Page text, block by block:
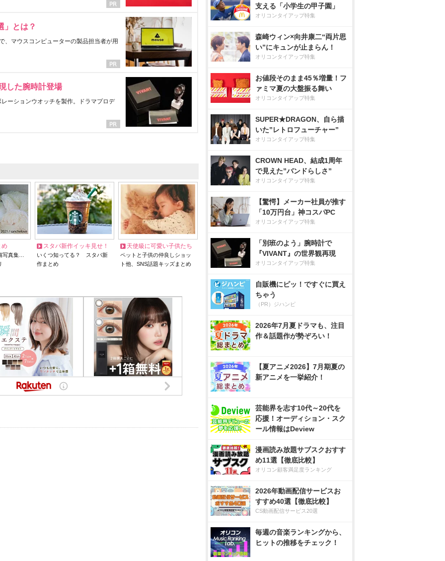
」とは？
、マウスコンピューターの製品担当者が用
した腕時計登場
ーションウオッチを製作。ドラマプロデ
め
写真集…
スタバ新作イッキ見せ！
いくつ知ってる？ スタバ新
作まとめ
天使級に可愛い子供たち
ペットと子供の仲良しショッ
ト他、SNS話題キッズまとめ
支える「小学生の甲子園」
オリコンタイアップ特集
森崎ウィン×向井康二“両片思
い”にキュンが止まらん！
オリコンタイアップ特集
お値段そのまま45％増量！フ
ァミマ夏の大盤振る舞い
オリコンタイアップ特集
SUPER★DRAGON、自ら描
いた”レトロフューチャー”
オリコンタイアップ特集
CROWN HEAD、結成1周年
で見えた”バンドらしさ”
オリコンタイアップ特集
【驚愕】メーカー社員が推す
「10万円台」神コスパPC
オリコンタイアップ特集
「別班のよう」腕時計で
『VIVANT』の世界観再現
オリコンタイアップ特集
自販機にピッ！ですぐに買え
ちゃう
（PR）ジハンピ
2026年7月夏ドラマも、注目
作＆話題作が勢ぞろい！
【夏アニメ2026】7月期夏の
新アニメを一挙紹介！
芸能界を志す10代～20代を
応援！オーディション・スク
ール情報はDeview
漫画読み放題サブスクおすす
め11選【徹底比較】
オリコン顧客満足度ランキング
2026年動画配信サービスお
すすめ40選【徹底比較】
CS動画配信サービス20選
毎週の音楽ランキングから、
ヒットの推移をチェック！